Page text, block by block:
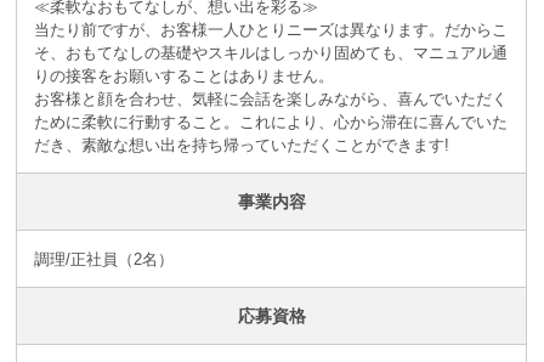
≪柔軟なおもてなしが、想い出を彩る≫
当たり前ですが、お客様一人ひとりニーズは異なります。だからこ
そ、おもてなしの基礎やスキルはしっかり固めても、マニュアル通
りの接客をお願いすることはありません。
お客様と顔を合わせ、気軽に会話を楽しみながら、喜んでいただく
ために柔軟に行動すること。これにより、心から滞在に喜んでいた
だき、素敵な想い出を持ち帰っていただくことができます!
事業内容
調理/正社員（2名）
応募資格